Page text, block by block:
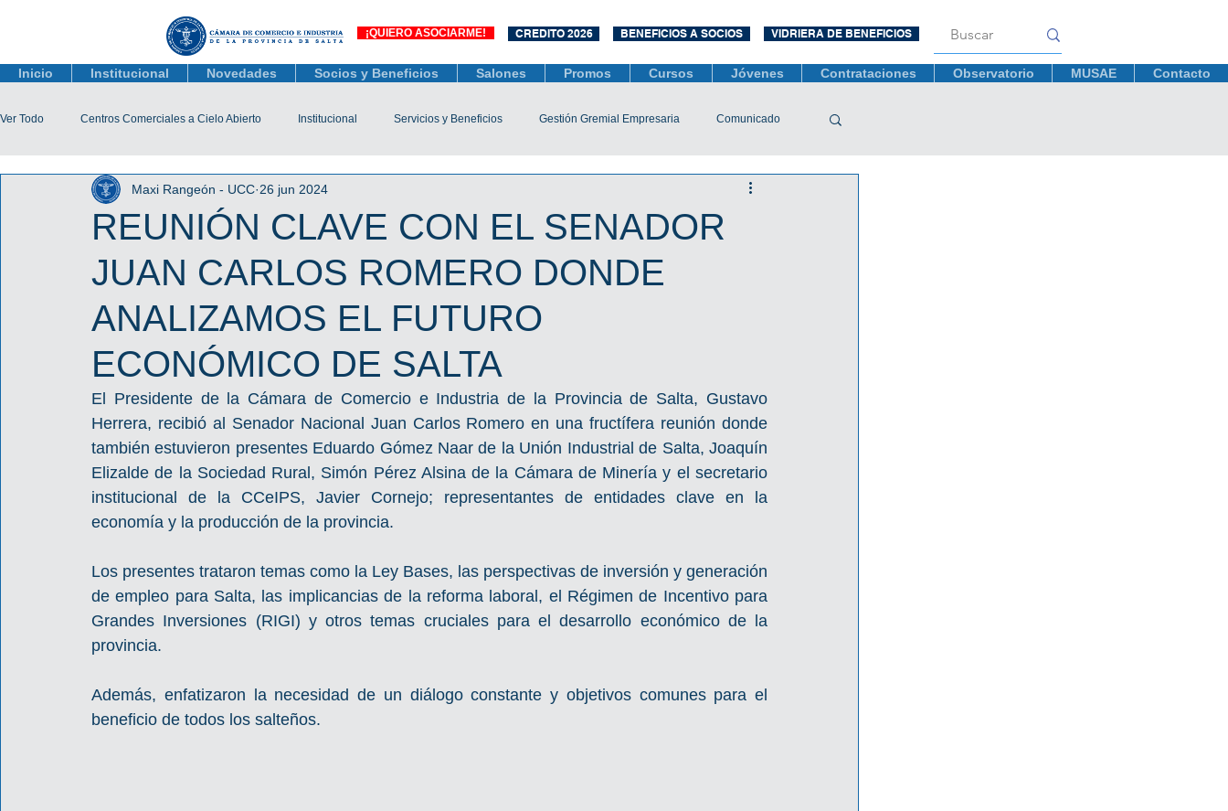
¡QUIERO ASOCIARME! CREDITO 2026 BENEFICIOS A SOCIOS VIDRIERA DE BENEFICIOS
Inicio Institucional Novedades Socios y Beneficios Salones Promos Cursos Jóvenes Contrataciones Observatorio MUSAE Contacto
Ver Todo Centros Comerciales a Cielo Abierto Institucional Servicios y Beneficios Gestión Gremial Empresaria Comunicado
Actualidad Comercial Capacitación y Eventos
Tienda Salta Salta Black Friday Jóvenes Mujeres Empresarias Mediación COVID-19 Difusiones
REUNIÓN CLAVE CON EL SENADOR
JUAN CARLOS ROMERO DONDE
ANALIZAMOS EL FUTURO
ECONÓMICO DE SALTA
Maxi Rangeón - UCC 26 jun 2024
El Presidente de la Cámara de Comercio e Industria de la Provincia de Salta, Gustavo
Herrera, recibió al Senador Nacional Juan Carlos Romero en una fructífera reunión donde
también estuvieron presentes Eduardo Gómez Naar de la Unión Industrial de Salta, Joaquín
Elizalde de la Sociedad Rural, Simón Pérez Alsina de la Cámara de Minería y el secretario
institucional de la CCeIPS, Javier Cornejo; representantes de entidades clave en la
economía y la producción de la provincia.
Los presentes trataron temas como la Ley Bases, las perspectivas de inversión y generación
de empleo para Salta, las implicancias de la reforma laboral, el Régimen de Incentivo para
Grandes Inversiones (RIGI) y otros temas cruciales para el desarrollo económico de la
provincia.
Además, enfatizaron la necesidad de un diálogo constante y objetivos comunes para el
beneficio de todos los salteños.